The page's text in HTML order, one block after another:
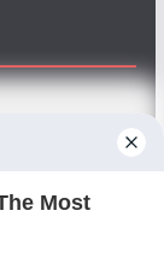
најновите